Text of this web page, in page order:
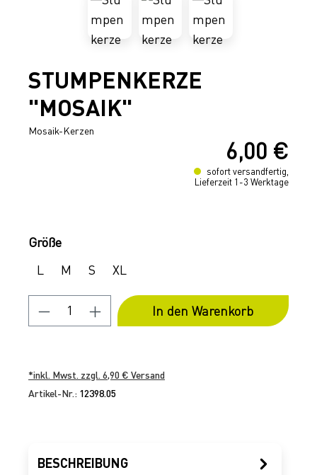
STUMPENKERZE
"MOSAIK"
Mosaik-Kerzen
6,00 €
sofort versandfertig,
Lieferzeit 1-3 Werktage
GrößeAuswählen
L
M S XL
Produkt Anzahl: Gib den
In den Warenkorb
*inkl. Mwst. zzgl. 6,90 € Versand
Artikel-Nr.: 12398.05
BESCHREIBUNG